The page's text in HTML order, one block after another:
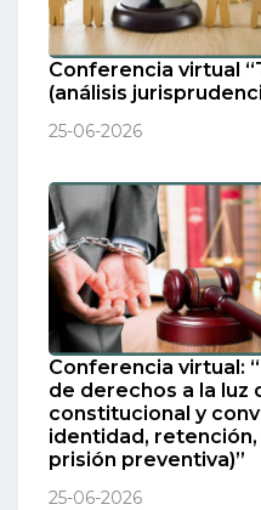
Conferencia virtual
(análisis
25-06-2026
Conferencia virtual:
de derechos a la luz
constitucional y
identidad,
prisión preventiva)”
25-06-2026